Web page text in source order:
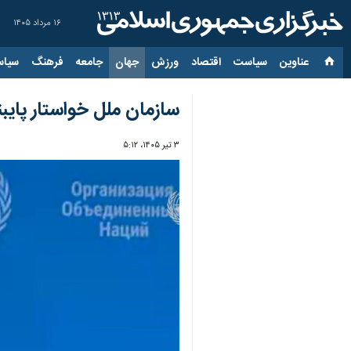
۱۶ مرداد ۱۴۰۵
عناوین‌ سیاست اقتصاد ورزش جهان جامعه فرهنگ
سازمان ملل خواستار
۳ تیر ۱۴۰۵، ۵:۱۲